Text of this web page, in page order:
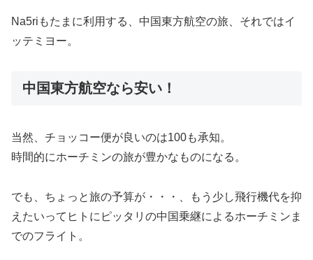
Na5riもたまに利用する、中国東方航空の旅、それではイ
ッテミヨー。
中国東方航空なら安い！
当然、チョッコー便が良いのは100も承知。
時間的にホーチミンの旅が豊かなものになる。
でも、ちょっと旅の予算が・・・、もう少し飛行機代を抑
えたいってヒトにピッタリの中国乗継によるホーチミンま
でのフライト。